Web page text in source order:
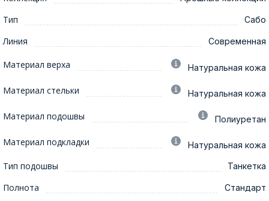
Тип Сабо
Линия Современная
Материал верха Натуральная кожа
Материал стельки Натуральная кожа
Материал подошвы Полиуретан
Материал подкладки Натуральная кожа
Тип подошвы Танкетка
Полнота Стандарт